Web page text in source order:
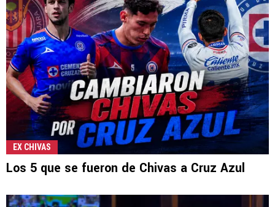
EX CHIVAS
Los 5 que se fueron de Chivas a Cruz Azul